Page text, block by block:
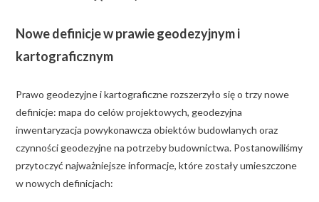
Nowe definicje w prawie geodezyjnym i
kartograficznym
Prawo geodezyjne i kartograficzne rozszerzyło się o trzy nowe
definicje: mapa do celów projektowych, geodezyjna
inwentaryzacja powykonawcza obiektów budowlanych oraz
czynności geodezyjne na potrzeby budownictwa. Postanowiliśmy
przytoczyć najważniejsze informacje, które zostały umieszczone
w nowych definicjach: